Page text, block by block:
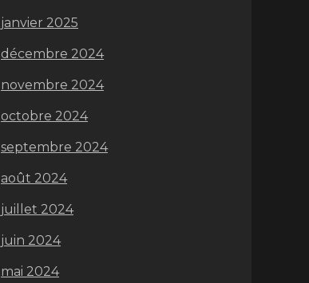
janvier 2025
décembre 2024
novembre 2024
octobre 2024
septembre 2024
août 2024
juillet 2024
juin 2024
mai 2024